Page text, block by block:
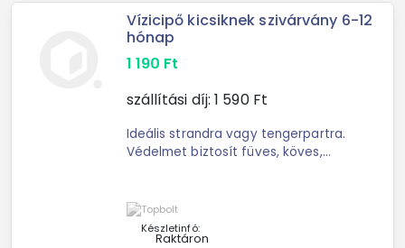
Vízicipő kicsiknek szivárvány 6-12
hónap
1 190 Ft
szállítási díj: 1 590Ft
Ideális strandra vagy tengerpartra.
Védelmet biztosít füves, köves,
lépésektől 5 éves korig. A család ...
Készletinfó:
Raktáron